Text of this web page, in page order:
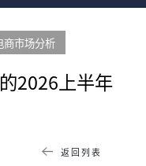
返回列表
2026上半年
商市场分析